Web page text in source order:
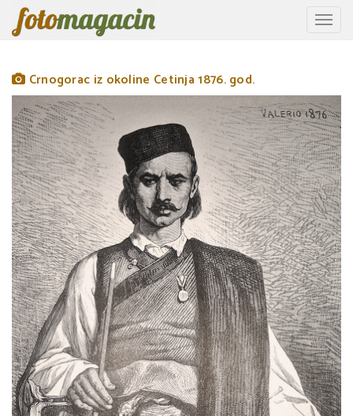
Toggle
Crnogorac iz okoline Cetinja 1876. god.